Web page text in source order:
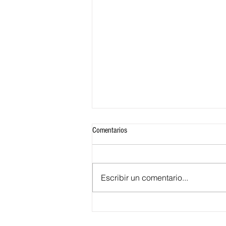
Comentarios
Escribir un comentario...